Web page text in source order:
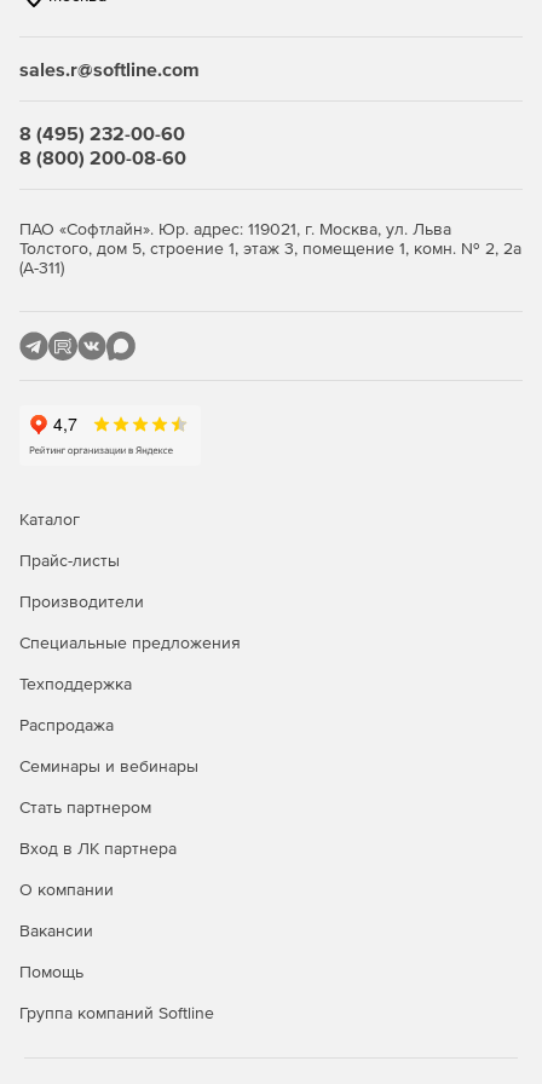
цене.
sales.r@softline.com
8 (495) 232-00-60
8 (800) 200-08-60
ПАО «Софтлайн». Юр. адрес: 119021, г. Москва, ул. Льва
Толстого, дом 5, строение 1, этаж 3, помещение 1, комн. № 2, 2а
(А-311)
Каталог
Прайс-листы
Производители
Специальные предложения
Техподдержка
Распродажа
Семинары и вебинары
Стать партнером
Вход в ЛК партнера
О компании
Вакансии
Помощь
Группа компаний Softline